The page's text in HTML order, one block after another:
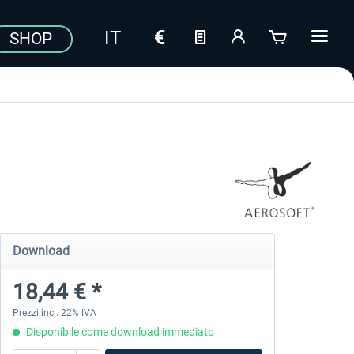
SHOP
Download
18,44 € *
Prezzi incl. 22% IVA
Disponibile come download immediato